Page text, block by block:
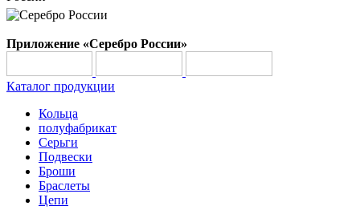
Приложение «Серебро России»
Каталог продукции
Кольца
полуфабрикат
Серьги
Подвески
Броши
Браслеты
Цепи